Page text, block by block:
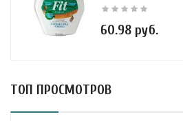
60.98 руб.
ТОП ПРОСМОТРОВ